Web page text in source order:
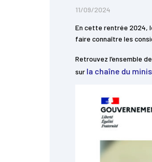
11/09/2024
En cette rentrée 2024,
faire connaître les
Retrouvez l’ensemble
sur la chaîne du